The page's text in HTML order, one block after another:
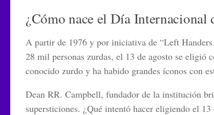
¿Cómo nace el Día Internacional
A partir de 1976 y por iniciativa de “Left
28 mil personas zurdas, el 13 de agosto se eligió
conocido zurdo y ha habido grandes íconos con
Dean RR. Campbell, fundador de la institución
supersticiones. ¿Qué intentó hacer eligiendo el